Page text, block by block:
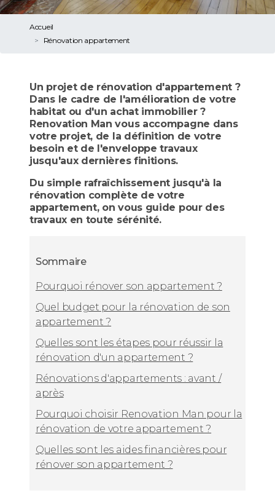
Accueil
Rénovation appartement
Un projet de rénovation d'appartement ?
Dans le cadre de l'amélioration de votre
habitat ou d'un achat immobilier ?
Renovation Man vous accompagne dans
votre projet, de la définition de votre
besoin et de l'enveloppe travaux
jusqu'aux dernières finitions.
Du simple rafraîchissement jusqu'à la
rénovation complète de votre
appartement, on vous guide pour des
travaux en toute sérénité.
Sommaire
Pourquoi rénover son appartement ?
Quel budget pour la rénovation de son
appartement ?
Quelles sont les étapes pour réussir la
rénovation d'un appartement ?
Rénovations d'appartements : avant /
après
Pourquoi choisir Renovation Man pour la
rénovation de votre appartement ?
Quelles sont les aides financières pour
rénover son appartement ?